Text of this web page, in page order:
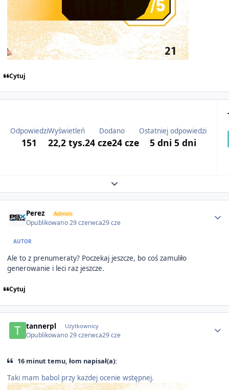
Cytuj
Odpowiedzi
151
Wyświetleń
22,2 tys.
Dodano
24 cze24 cze
Ostatniej odpowiedzi
5 dni 5 dni
Expand topic overview
Perez Admini
Opublikowano29 czerwca29 cze
AUTOR
Ale to z prenumeraty? Poczekaj jeszcze, bo coś zamuliło
generowanie i leci raz jeszcze.
Cytuj
tannerpl Użytkownicy
Opublikowano29 czerwca29 cze
16 minut temu, łom napisał(a):
Taki mam babol przy każdej ocenie wstępnej.